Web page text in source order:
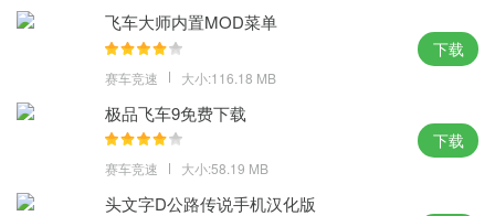
了比赛的公平性。
通过活跃的玩家社区，玩家可以交流经验、分享技能，甚至可以参
与社区组织的各种活动。
开发团队定期推出新的内容更新和优化，保持游戏的新鲜度和稳定
小编点评
飞车大师内置MOD菜单
赛车竞速 大小:116.18 MB
下载
极品飞车9免费下载
赛车竞速 大小:58.19 MB
下载
头文字D公路传说手机汉化版